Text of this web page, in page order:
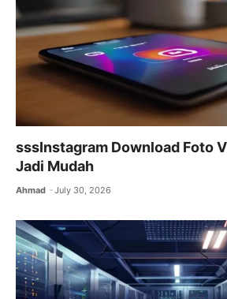
k
sssInstagram Download Foto
Jadi Mudah
Ahmad July 30, 2026